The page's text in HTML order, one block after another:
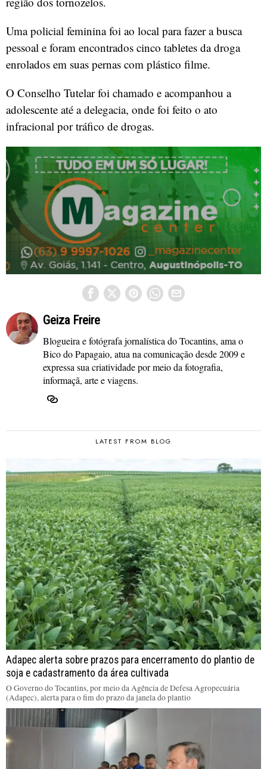
Uma policial feminina foi ao local para fazer a busca
pessoal e foram encontrados cinco tabletes da droga
enrolados em suas pernas com plástico filme.
O Conselho Tutelar foi chamado e acompanhou a
adolescente até a delegacia, onde foi feito o ato
infracional por tráfico de drogas.
Geiza Freire
Blogueira e fotógrafa jornalística do Tocantins, ama o
Bico do Papagaio, atua na comunicação desde 2009 e
expressa sua criatividade por meio da fotografia,
informaçã, arte e viagens.
LATEST FROM BLOG
Adapec alerta sobre prazos para encerramento do plantio de
soja e cadastramento da área cultivada
O Governo do Tocantins, por meio da Agência de Defesa Agropecuária
(Adapec), alerta para o fim do prazo da janela do plantio